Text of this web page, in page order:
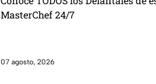
MasterChef 24/7
07 agosto, 2026